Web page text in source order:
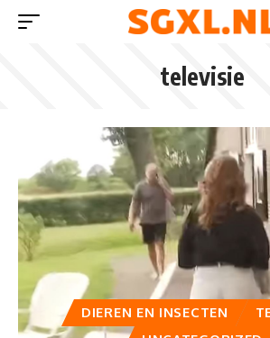
televisie
DIEREN EN INSECTEN